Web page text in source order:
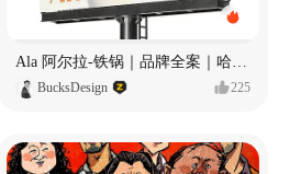
BucksDesign 225